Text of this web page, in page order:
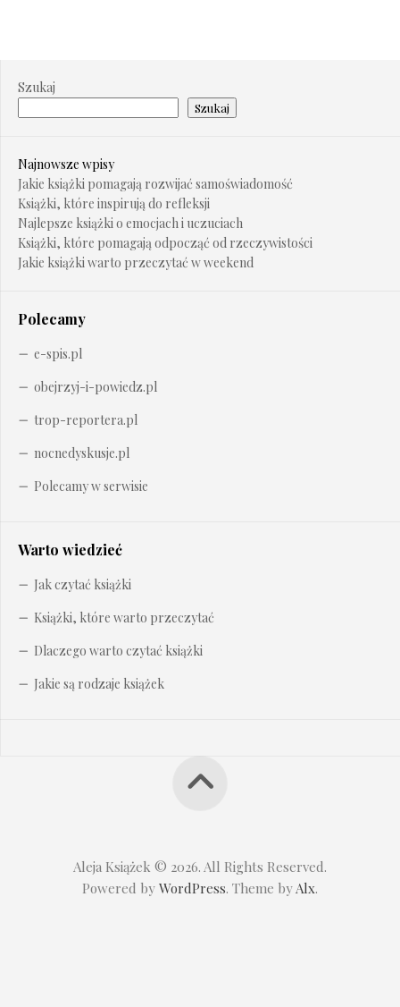
Szukaj
Szukaj
Najnowsze wpisy
Jakie książki pomagają rozwijać samoświadomość
Książki, które inspirują do refleksji
Najlepsze książki o emocjach i uczuciach
Książki, które pomagają odpocząć od rzeczywistości
Jakie książki warto przeczytać w weekend
Polecamy
e-spis.pl
obejrzyj-i-powiedz.pl
trop-reportera.pl
nocnedyskusje.pl
Polecamy w serwisie
Warto wiedzieć
Jak czytać książki
Książki, które warto przeczytać
Dlaczego warto czytać książki
Jakie są rodzaje książek
Aleja Książek © 2026. All Rights Reserved.
Powered by WordPress. Theme byAlx.